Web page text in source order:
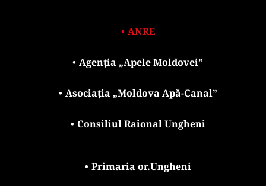
ANRE
Agenția „Apele Moldovei”
Asociația „Moldova Apă-Canal”
Consiliul Raional Ungheni
Primaria or.Ungheni